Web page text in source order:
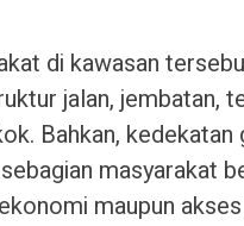
di kawasan
jalan, jembatan,
Bahkan,
masyarakat
maupun